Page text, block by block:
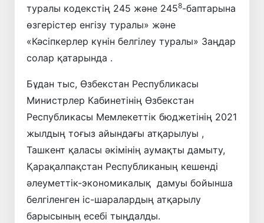
туралы кодекстің 245 және 2458-баптарына
өзгерістер енгізу туралы» және
«Кәсіпкерлер күнін белгілеу туралы» Заңдар
солар қатарында .
Бұдан тыс, Өзбекстан Республикасы
Министрлер Кабинетінің Өзбекстан
Республикасы Мемлекеттік бюджетінің 2021
жылдың тоғыз айындағы атқарылуы ,
Ташкент қаласы әкімінің аумақты дамыту,
Қарақалпақстан Республиканың кешенді
әлеуметтік-экономикалық дамуы бойынша
белгіленген іс-шаралардың атқарылу
барысының есебі тыңдалды.